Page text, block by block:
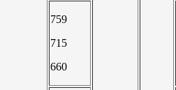
759
715
660